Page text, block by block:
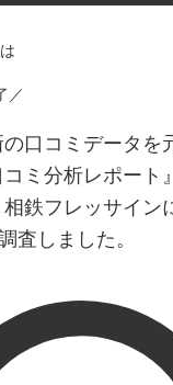
／
口コミデータを
ミ分析レポート』
鉄フレッサイン
査しました。